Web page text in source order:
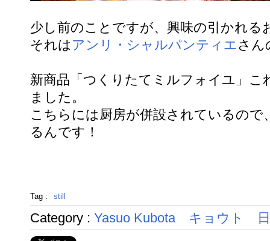
少し前のことですが、興味の引かれる
それは アンリ・シャルパンティエ さん
新商品「つくりたてミルフォイユ」
ました。
こちらには厨房が併設されているの
るんです！
Tag : still
Category : Yasuo Kubota キョウト